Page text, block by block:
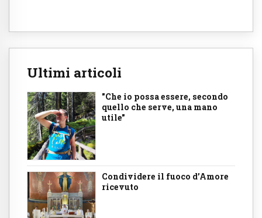
Ultimi articoli
"Che io possa essere, secondo
quello che serve, una mano
utile"
Condividere il fuoco d’Amore
ricevuto